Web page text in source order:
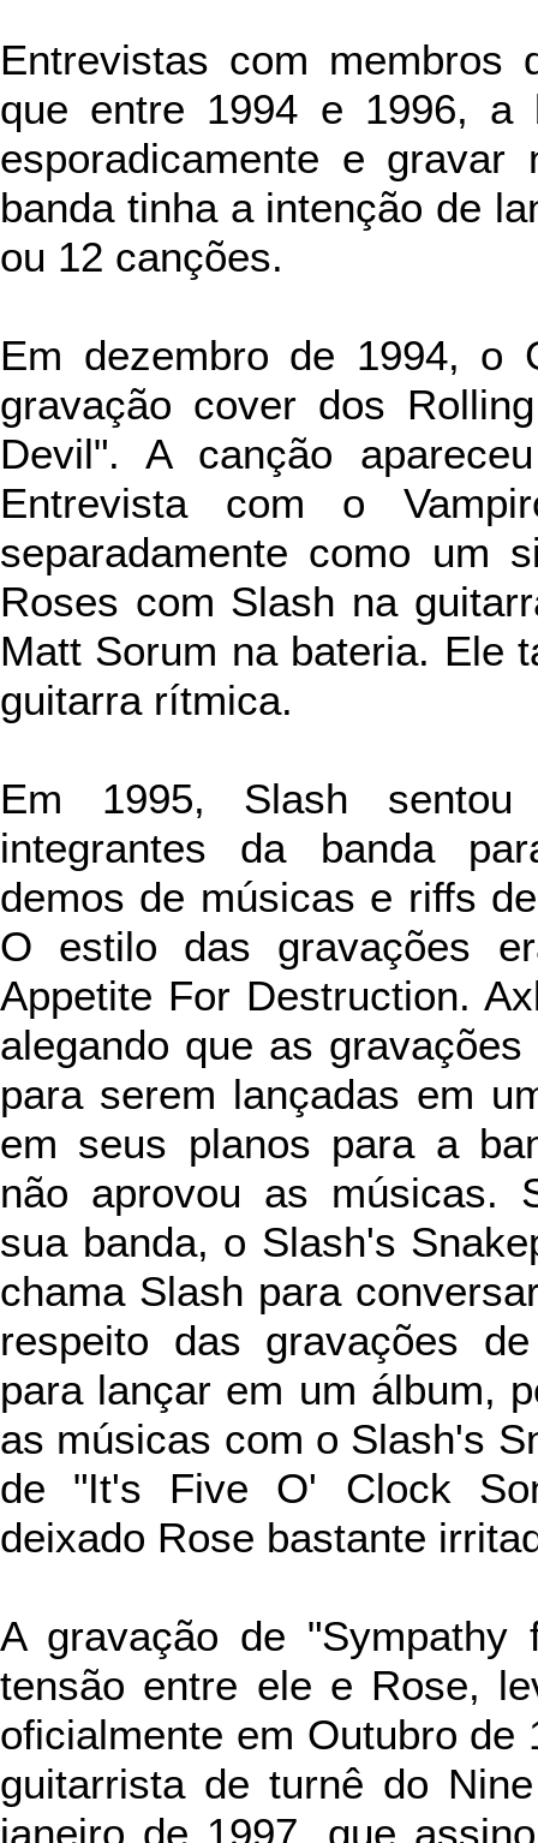
Entrevistas com membros
que entre 1994 e 1996, a
esporadicamente e
banda tinha a intenção de
ou 12 canções.
Em dezembro de 1994, o
gravação cover dos
Devil". A canção
Entrevista com o
separadamente como um
Roses com Slash na
Matt Sorum na bateria. Ele
guitarra rítmica.
Em 1995, Slash
integrantes da banda
demos de músicas e riffs
O estilo das gravações
Appetite For Destruction.
alegando que as
para serem lançadas em
em seus planos para a
não aprovou as músicas.
sua banda, o Slash's
chama Slash para
respeito das gravações
para lançar em um álbum,
as músicas com o Slash's
de "It's Five O' Clock
deixado Rose bastante
A gravação de
tensão entre ele e Rose,
oficialmente em Outubro
guitarrista de turnê do
janeiro de 1997, que